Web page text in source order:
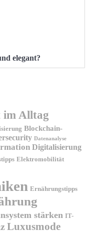
elegant?
im Alltag
Blockchain-
Datenanalyse
Digitalisierung
Elektromobilität
Ernährungstipps
stärken IT-
Luxusmode